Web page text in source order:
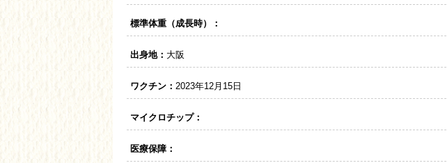
標準体重（成長時）：
出身地： 大阪
ワクチン： 2023年12月15日
マイクロチップ：
医療保障：